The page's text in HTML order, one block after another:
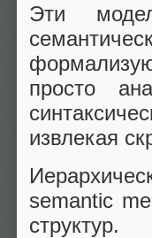
Эти
просто
извлекая
semantic
структур.